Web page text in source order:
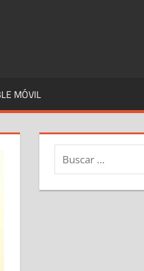
MÓVIL
Buscar: